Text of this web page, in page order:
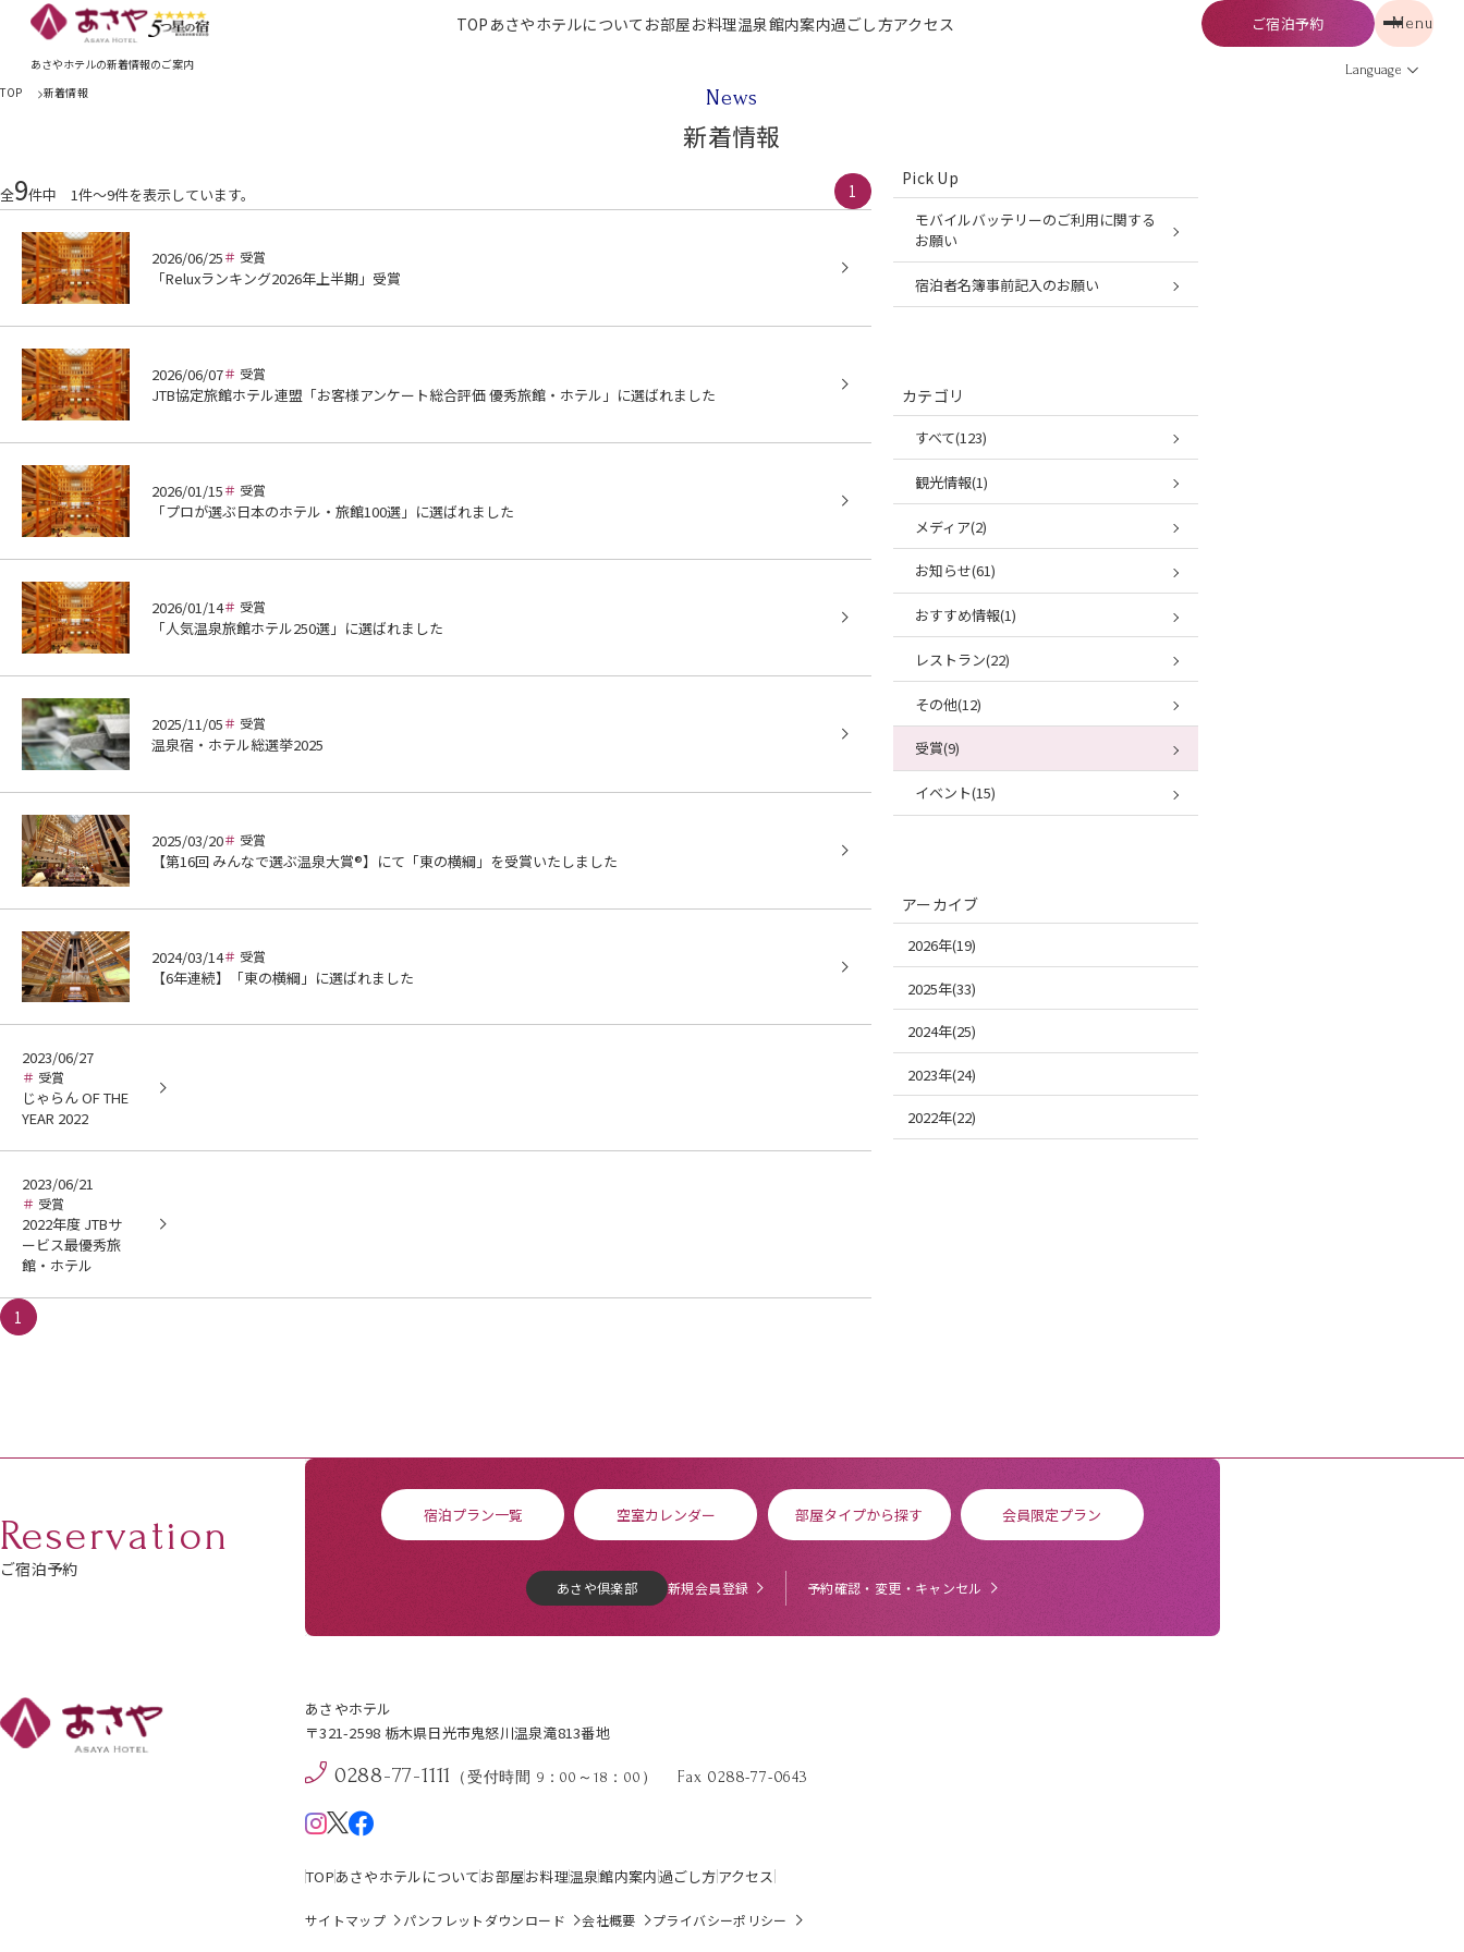
TOP あさやホテルについて お部屋お料理温泉館内案内過ごし方アクセス ご宿泊予約 Menu
あさやホテルの新着情報のご案内 Language
TOP 新着情報 News
新着情報
全9件中 1件～9件を表示しています。 1
2026/06/25 受賞
「Reluxランキング2026年上半期」受賞
2026/06/07 受賞
JTB協定旅館ホテル連盟「お客様アンケート総合評価 優秀旅館・ホテル」に選ばれました
2026/01/15 受賞
「プロが選ぶ日本のホテル・旅館100選」に選ばれました
2026/01/14 受賞
「人気温泉旅館ホテル250選」に選ばれました
2025/11/05 受賞
温泉宿・ホテル総選挙2025
2025/03/20 受賞
【第16回 みんなで選ぶ温泉大賞®】にて「東の横綱」を受賞いたしました
2024/03/14 受賞
【6年連続】「東の横綱」に選ばれました
2023/06/27
受賞
じゃらん OF THE
YEAR 2022
2023/06/21
受賞
2022年度 JTBサ
ービス最優秀旅
館・ホテル
1
Pick Up
モバイルバッテリーのご利用に関する
お願い
宿泊者名簿事前記入のお願い
カテゴリ
すべて(123)
観光情報(1)
メディア(2)
お知らせ(61)
おすすめ情報(1)
レストラン(22)
その他(12)
受賞(9)
イベント(15)
アーカイブ
2026年(19)
2025年(33)
2024年(25)
2023年(24)
2022年(22)
Reservation
ご宿泊予約
宿泊プラン一覧 空室カレンダー 部屋タイプから探す 会員限定プラン
あさや倶楽部 新規会員登録 予約確認・変更・キャンセル
あさやホテル
〒321-2598 栃木県日光市鬼怒川温泉滝813番地
0288-77-1111 （受付時間 9：00～18：00） Fax 0288-77-0643
TOPあさやホテルについてお部屋お料理温泉館内案内過ごし方アクセス
サイトマップ パンフレットダウンロード 会社概要 プライバシーポリシー